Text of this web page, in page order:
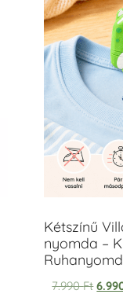
Kétszínű
nyomda –
7.990Ft